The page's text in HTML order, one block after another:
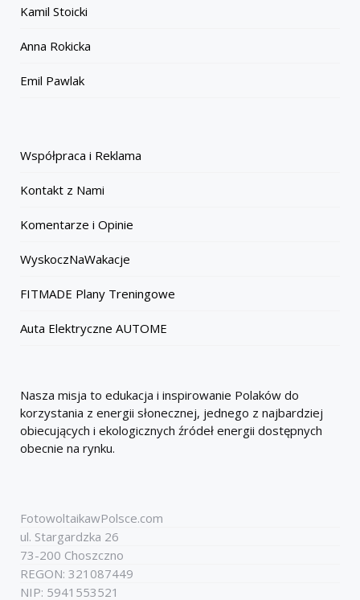
Kamil Stoicki
Anna Rokicka
Emil Pawlak
Współpraca i Reklama
Kontakt z Nami
Komentarze i Opinie
WyskoczNaWakacje
FITMADE Plany Treningowe
Auta Elektryczne AUTOME
Nasza misja to edukacja i inspirowanie Polaków do
korzystania z energii słonecznej, jednego z najbardziej
obiecujących i ekologicznych źródeł energii dostępnych
obecnie na rynku.
FotowoltaikawPolsce.com
ul. Stargardzka 26
73-200 Choszczno
REGON: 321087449
NIP: 5941553521